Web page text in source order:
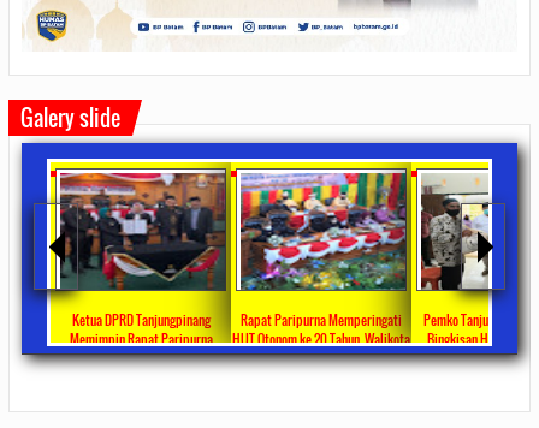
Galery slide
Ketua DPRD Tanjungpinang
Memimpin Rapat Paripurna
Pengesahan Ranperda Perubahan
Rapat Paripurna Memperingati
HUT Otonom ke 20 Tahun, Walikota
Rahma Paparkan Capaian
Pemko Tanjung
Bingkisan Hari Raya
Untuk Masyarakat